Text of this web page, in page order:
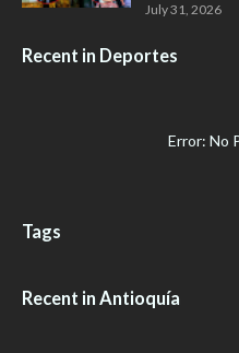
July 31, 2026
Recent in Deportes
Error: No
Tags
Recent in Antioquía